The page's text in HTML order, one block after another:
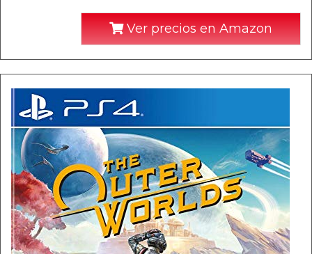
Ver precios en Amazon